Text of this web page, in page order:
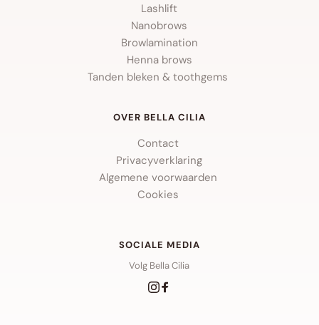
Lashlift
Nanobrows
Browlamination
Henna brows
Tanden bleken & toothgems
OVER BELLA CILIA
Contact
Privacyverklaring
Algemene voorwaarden
Cookies
SOCIALE MEDIA
Volg Bella Cilia